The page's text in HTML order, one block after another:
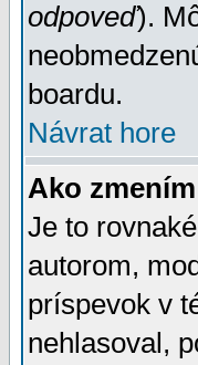
odpoveď).
boardu.
Návrat hore
Ako
Je to
autorom,
príspevok v
nehlasoval,